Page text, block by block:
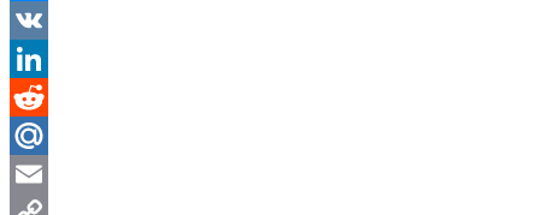
Messenger
VK
LinkedIn
Reddit
Mail.Ru